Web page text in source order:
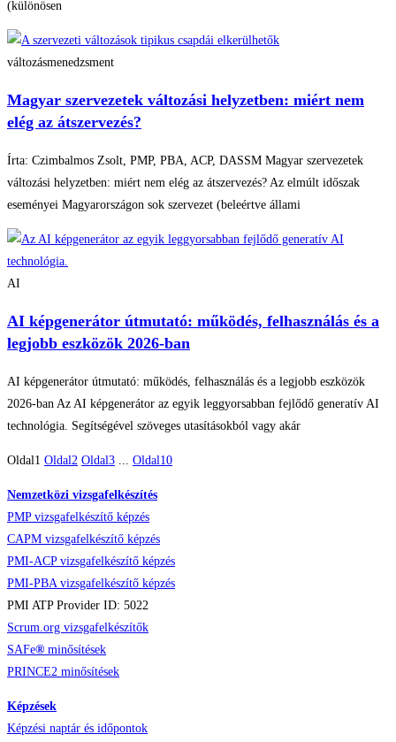
(különösen
változásmenedzsment
Magyar szervezetek változási helyzetben: miért nem
elég az átszervezés?
Írta: Czimbalmos Zsolt, PMP, PBA, ACP, DASSM Magyar szervezetek
változási helyzetben: miért nem elég az átszervezés? Az elmúlt időszak
eseményei Magyarországon sok szervezet (beleértve állami
AI
AI képgenerátor útmutató: működés, felhasználás és a
legjobb eszközök 2026-ban
AI képgenerátor útmutató: működés, felhasználás és a legjobb eszközök
2026-ban Az AI képgenerátor az egyik leggyorsabban fejlődő generatív AI
technológia. Segítségével szöveges utasításokból vagy akár
Oldal1 Oldal2 Oldal3 ... Oldal10
Nemzetközi vizsgafelkészítés
PMP vizsgafelkészítő képzés
CAPM vizsgafelkészítő képzés
PMI-ACP vizsgafelkészítő képzés
PMI-PBA vizsgafelkészítő képzés
PMI ATP Provider ID: 5022
Scrum.org vizsgafelkészítők
SAFe® minősítések
PRINCE2 minősítések
Képzések
Képzési naptár és időpontok